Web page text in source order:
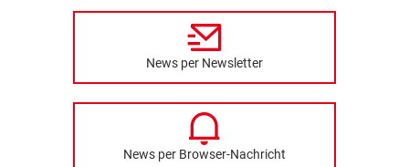
News per Newsletter
News per Browser-Nachricht